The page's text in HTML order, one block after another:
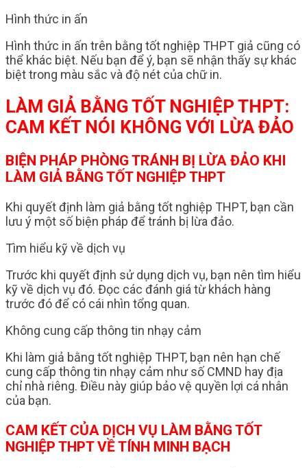
Hình thức in ấn
Hình thức in ấn trên bằng tốt nghiệp THPT giả cũng có
thể khác biệt. Nếu bạn để ý, bạn sẽ nhận thấy sự khác
biệt trong màu sắc và độ nét của chữ in.
LÀM GIẢ BẰNG TỐT NGHIỆP THPT:
CAM KẾT NÓI KHÔNG VỚI LỪA ĐẢO
BIỆN PHÁP PHÒNG TRÁNH BỊ LỪA ĐẢO KHI
LÀM GIẢ BẰNG TỐT NGHIỆP THPT
Khi quyết định làm giả bằng tốt nghiệp THPT, bạn cần
lưu ý một số biện pháp để tránh bị lừa đảo.
Tìm hiểu kỹ về dịch vụ
Trước khi quyết định sử dụng dịch vụ, bạn nên tìm hiểu
kỹ về dịch vụ đó. Đọc các đánh giá từ khách hàng
trước đó để có cái nhìn tổng quan.
Không cung cấp thông tin nhạy cảm
Khi làm giả bằng tốt nghiệp THPT, bạn nên hạn chế
cung cấp thông tin nhạy cảm như số CMND hay địa
chỉ nhà riêng. Điều này giúp bảo vệ quyền lợi cá nhân
của bạn.
CAM KẾT CỦA DỊCH VỤ LÀM BẰNG TỐT
NGHIỆP THPT VỀ TÍNH MINH BẠCH